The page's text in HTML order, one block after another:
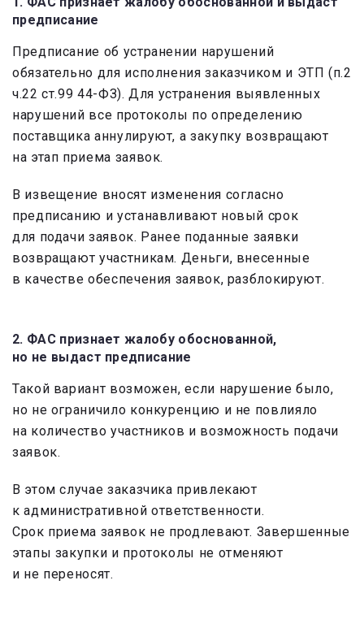
предписание
Предписание об устранении нарушений
обязательно для исполнения заказчиком и ЭТП (п.2
ч.22 ст.99 44-ФЗ). Для устранения выявленных
нарушений все протоколы по определению
поставщика аннулируют, а закупку возвращают
на этап приема заявок.
В извещение вносят изменения согласно
предписанию и устанавливают новый срок
для подачи заявок. Ранее поданные заявки
возвращают участникам. Деньги, внесенные
в качестве обеспечения заявок, разблокируют.
2. ФАС признает жалобу обоснованной,
но не выдаст предписание
Такой вариант возможен, если нарушение было,
но не ограничило конкуренцию и не повлияло
на количество участников и возможность подачи
заявок.
В этом случае заказчика привлекают
к административной ответственности.
Срок приема заявок не продлевают. Завершенные
этапы закупки и протоколы не отменяют
и не переносят.